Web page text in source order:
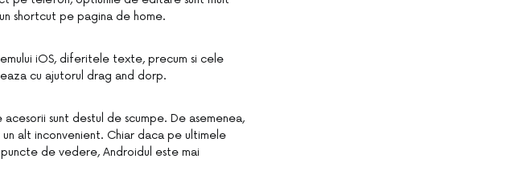
shortcut pe pagina de home.
iOS, diferitele texte, precum si cele
cu ajutorul drag and dorp.
sunt destul de scumpe. De asemenea,
alt inconvenient. Chiar daca pe ultimele
de vedere, Androidul este mai